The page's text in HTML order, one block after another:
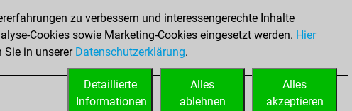
zu verbessern und interessengerechte Inhalte
Cookies sowie Marketing-Cookies eingesetzt werden. Hier
Sie in unserer Datenschutzerklärung.
Alles
akzeptieren
Alles
ablehnen
Detaillierte
Informationen